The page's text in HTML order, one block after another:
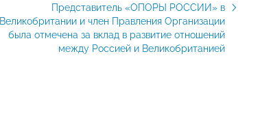
Представитель «ОПОРЫ РОССИИ» в
Великобритании и член Правления Организации
была отмечена за вклад в развитие отношений
между Россией и Великобританией